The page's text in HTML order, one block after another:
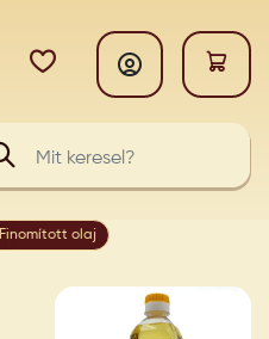
Finomított olaj